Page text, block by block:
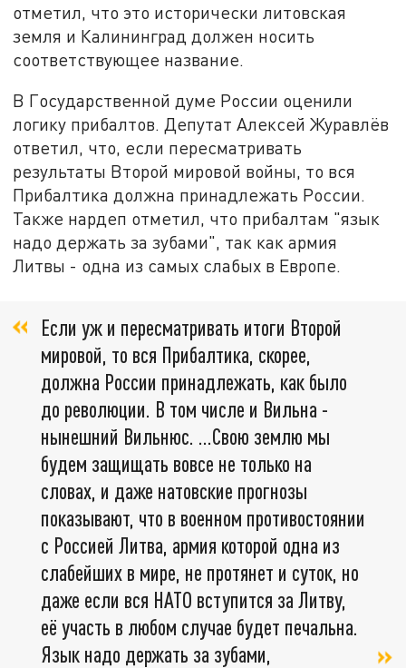
отметил, что это исторически литовская
земля и Калининград должен носить
соответствующее название.
В Государственной думе России оценили
логику прибалтов. Депутат Алексей Журавлёв
ответил, что, если пересматривать
результаты Второй мировой войны, то вся
Прибалтика должна принадлежать России.
Также нардеп отметил, что прибалтам "язык
надо держать за зубами", так как армия
Литвы - одна из самых слабых в Европе.
Если уж и пересматривать итоги Второй
мировой, то вся Прибалтика, скорее,
должна России принадлежать, как было
до революции. В том числе и Вильна -
нынешний Вильнюс. …Свою землю мы
будем защищать вовсе не только на
словах, и даже натовские прогнозы
показывают, что в военном противостоянии
с Россией Литва, армия которой одна из
слабейших в мире, не протянет и суток, но
даже если вся НАТО вступится за Литву,
её участь в любом случае будет печальна.
Язык надо держать за зубами,